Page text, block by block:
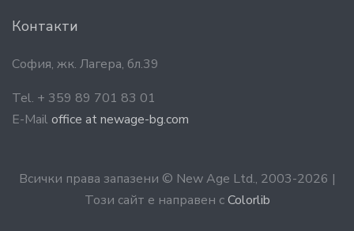
Контакти
София, жк. Лагера, бл.39
Tel. + 359 89 701 83 01
E-Mail office at newage-bg.com
Всички права запазени © New Age Ltd., 2003-2026 |
Този сайт е направен сColorlib